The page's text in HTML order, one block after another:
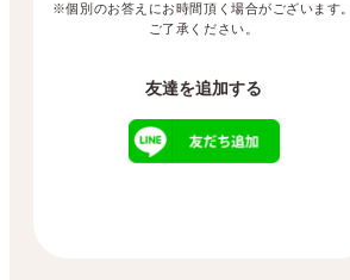
※個別のお答えにお時間頂く場合がございます。
ご了承ください。
友達を追加する